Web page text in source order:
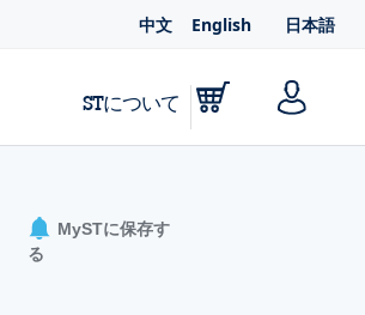
中文 English 日本語
STについて
MySTに保存す
る